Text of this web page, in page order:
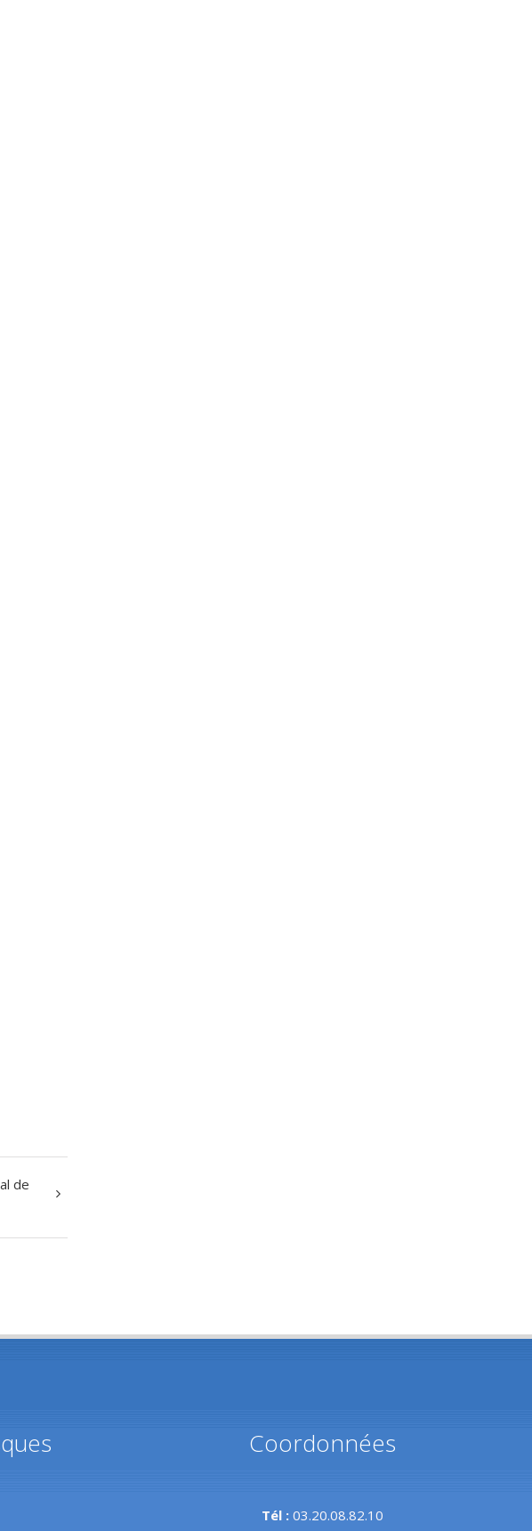
de
Coordonnées
Tél : 03.20.08.82.10